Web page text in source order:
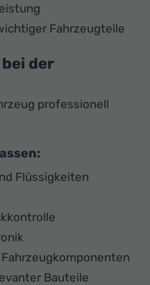
Fahrzeugteile
der
professionell
Flüssigkeiten
Bauteile